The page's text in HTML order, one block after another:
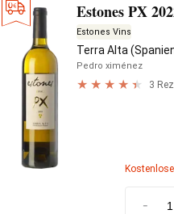
Estones PX
Estones Vins
Terra Alta
Pedro ximénez
3
-